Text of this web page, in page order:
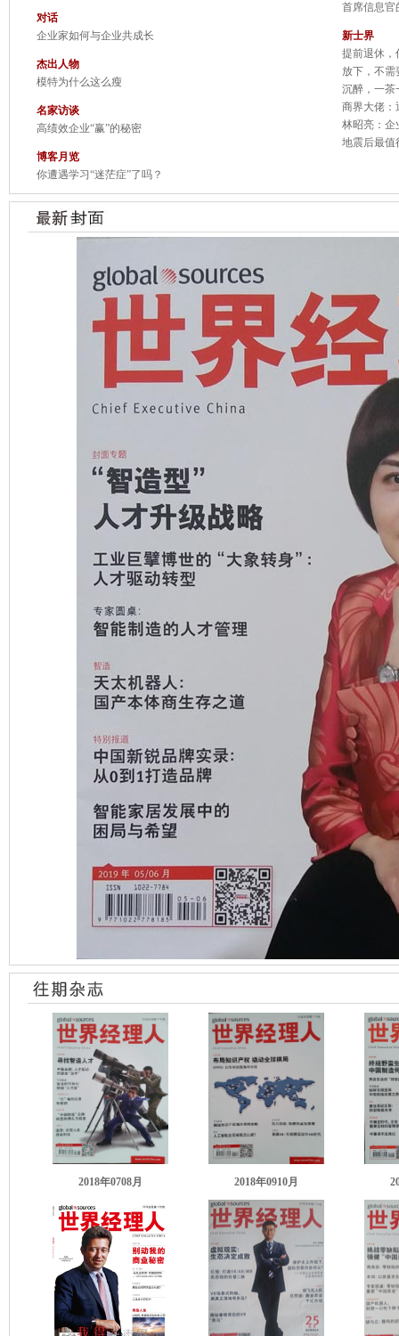
对话
企业家如何与企业共成长
杰出人物
模特为什么这么瘦
名家访谈
高绩效企业“赢”的秘密
博客月览
你遭遇学习“迷茫症”了吗？
首席信息官
新士界
提前退休，
放下，不需
沉醉，一茶
商界大佬：
林昭亮：企
地震后最值
2018年0708月 2018年0910月